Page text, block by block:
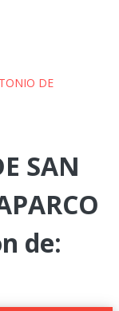
DE
SAN
de: